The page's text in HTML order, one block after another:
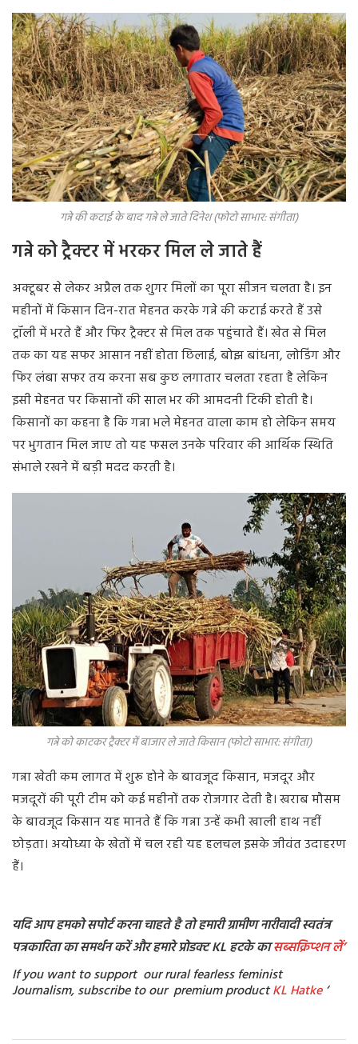
गन्ने की कटाई के बाद गन्ने ले जाते दिनेश (फोटो साभार: संगीता)
गन्ने को ट्रैक्टर में भरकर मिल ले जाते हैं
अक्टूबर से लेकर अप्रैल तक शुगर मिलों का पूरा सीजन चलता है। इन
महीनों में किसान दिन-रात मेहनत करके गन्ने की कटाई करते हैं उसे
ट्रॉली में भरते हैं और फिर ट्रैक्टर से मिल तक पहुंचाते हैं। खेत से मिल
तक का यह सफर आसान नहीं होता छिलाई, बोझ बांधना, लोडिंग और
फिर लंबा सफर तय करना सब कुछ लगातार चलता रहता है लेकिन
इसी मेहनत पर किसानों की साल भर की आमदनी टिकी होती है।
किसानों का कहना है कि गन्ना भले मेहनत वाला काम हो लेकिन समय
पर भुगतान मिल जाए तो यह फसल उनके परिवार की आर्थिक स्थिति
संभाले रखने में बड़ी मदद करती है।
गन्ने को काटकर ट्रैक्टर में बाजार ले जाते किसान (फोटो साभार: संगीता)
गन्ना खेती कम लागत में शुरू होने के बावजूद किसान, मजदूर और
मजदूरों की पूरी टीम को कई महीनों तक रोजगार देती है। खराब मौसम
के बावजूद किसान यह मानते हैं कि गन्ना उन्हें कभी खाली हाथ नहीं
छोड़ता। अयोध्या के खेतों में चल रही यह हलचल इसके जीवंत उदाहरण
हैं।
यदि आप हमको सपोर्ट करना चाहते है तो हमारी ग्रामीण नारीवादी स्वतंत्र
पत्रकारिता का समर्थन करें और हमारे प्रोडक्ट KL हटके कासब्सक्रिप्शनलें’
If you want to support our rural fearless feminist
Journalism, subscribe to our premium productKL Hatke‘